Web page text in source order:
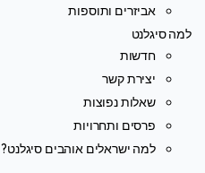
אביזרים ותוספות
למה סיגלנט
חדשות
יצירת קשר
שאלות נפוצות
פרסים ותחרויות
למה ישראלים אוהבים סיגלנט?